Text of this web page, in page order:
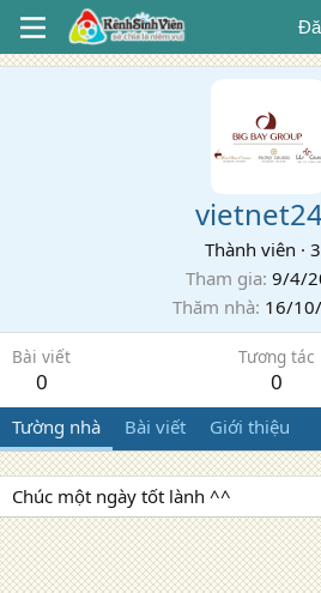
Thành viên ·
Tham gia 9/4/
Thăm nhà 16/
Bài viết
0
Tương tác
0
Tường nhà Bài viết Giới thiệu
Chúc một ngày tốt lành ^^